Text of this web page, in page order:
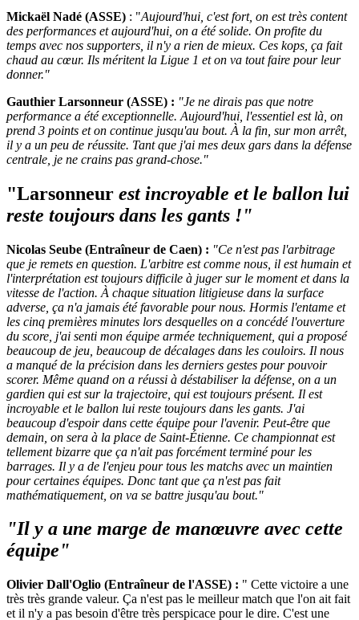
Mickaël Nadé (ASSE) : "Aujourd'hui, c'est fort, on est très content
des performances et aujourd'hui, on a été solide. On profite du
temps avec nos supporters, il n'y a rien de mieux. Ces kops, ça fait
chaud au cœur. Ils méritent la Ligue 1 et on va tout faire pour leur
donner."
Gauthier Larsonneur (ASSE) : "Je ne dirais pas que notre
performance a été exceptionnelle. Aujourd'hui, l'essentiel est là, on
prend 3 points et on continue jusqu'au bout. À la fin, sur mon arrêt,
il y a un peu de réussite. Tant que j'ai mes deux gars dans la défense
centrale, je ne crains pas grand-chose."
"Larsonneur est incroyable et le ballon lui
reste toujours dans les gants !"
Nicolas Seube (Entraîneur de Caen) : "Ce n'est pas l'arbitrage
que je remets en question. L'arbitre est comme nous, il est humain et
l'interprétation est toujours difficile à juger sur le moment et dans la
vitesse de l'action. À chaque situation litigieuse dans la surface
adverse, ça n'a jamais été favorable pour nous. Hormis l'entame et
les cinq premières minutes lors desquelles on a concédé l'ouverture
du score, j'ai senti mon équipe armée techniquement, qui a proposé
beaucoup de jeu, beaucoup de décalages dans les couloirs. Il nous
a manqué de la précision dans les derniers gestes pour pouvoir
scorer. Même quand on a réussi à déstabiliser la défense, on a un
gardien qui est sur la trajectoire, qui est toujours présent. Il est
incroyable et le ballon lui reste toujours dans les gants. J'ai
beaucoup d'espoir dans cette équipe pour l'avenir. Peut-être que
demain, on sera à la place de Saint-Étienne. Ce championnat est
tellement bizarre que ça n'ait pas forcément terminé pour les
barrages. Il y a de l'enjeu pour tous les matchs avec un maintien
pour certaines équipes. Donc tant que ça n'est pas fait
mathématiquement, on va se battre jusqu'au bout."
"Il y a une marge de manœuvre avec cette
équipe"
Olivier Dall'Oglio (Entraîneur de l'ASSE) : " Cette victoire a une
très très grande valeur. Ça n'est pas le meilleur match que l'on ait fait
et il n'y a pas besoin d'être très perspicace pour le dire. C'est une